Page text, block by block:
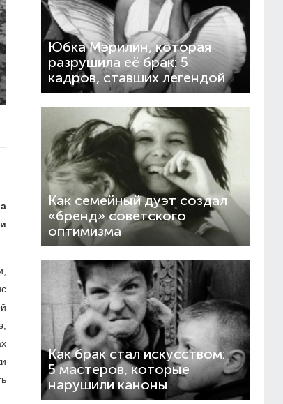
Юбка Мэрилин, которая
разрушила её брак: 5
кадров, ставших легендой
Как семейный дуэт создал
«бренд» советского
оптимизма
Как брак стал искусством:
5 мастеров, которые
нарушили каноны